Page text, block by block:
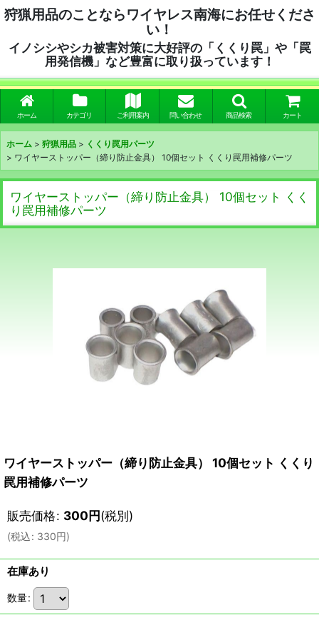
狩猟用品のことならワイヤレス南海にお任せくださ
い！
イノシシやシカ被害対策に大好評の「くくり罠」や「罠
用発信機」など豊富に取り扱っています！
ホーム カテゴリ ご利用案内 問い合わせ 商品検索 カート
ホーム > 狩猟用品 > くくり罠用パーツ
> ワイヤーストッパー（締り防止金具） 10個セット くくり罠用補修パーツ
ワイヤーストッパー（締り防止金具） 10個セット くく
り罠用補修パーツ
ワイヤーストッパー（締り防止金具） 10個セット くくり
罠用補修パーツ
販売価格: 300円(税別)
(税込: 330円)
在庫あり
数量: